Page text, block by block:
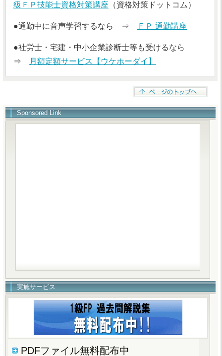
級ＦＰ技能士資格対策講座 （資格対策ドットコム）
●通勤中に音声学習するなら ⇒ ＦＰ 通勤講座
●社労士・宅建・中小企業診断士等も受けるなら
⇒
月額定額サービス【ウケホーダイ】
Sponsored Link
実施サービス
PDFファイル無料配布中